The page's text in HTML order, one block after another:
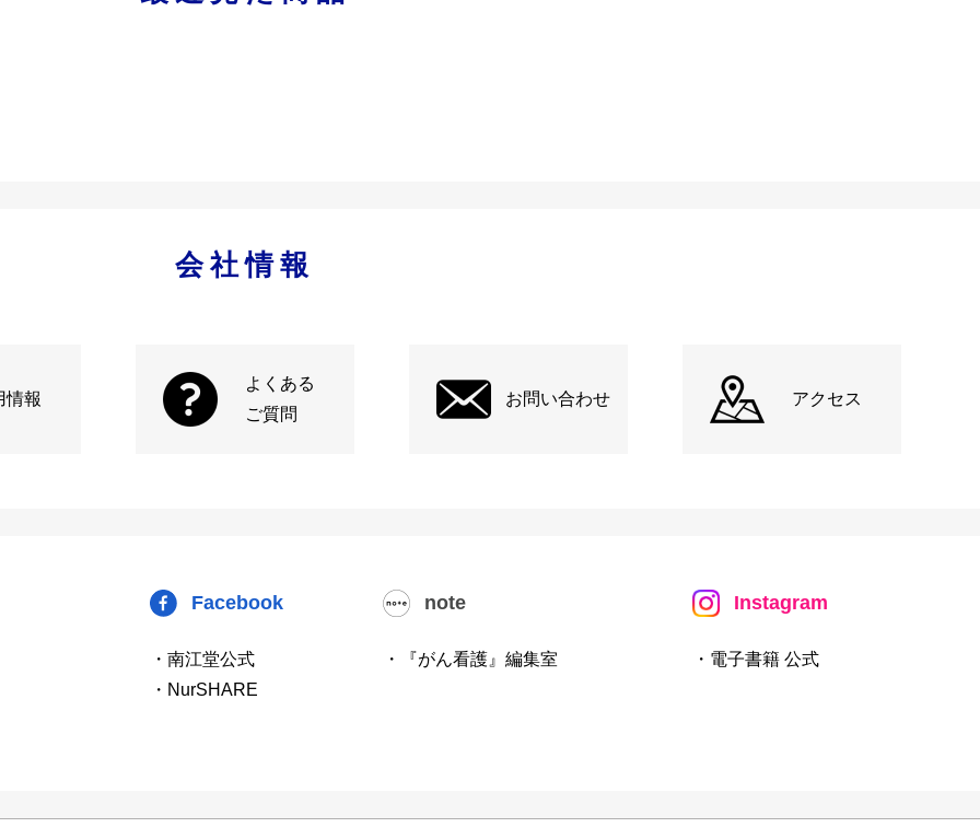
会社情報
情報
よくある
ご質問
お問い合わせ アクセス
Facebook
・南江堂公式
・NurSHARE
note
・『がん看護』編集室
Instagram
・電子書籍 公式